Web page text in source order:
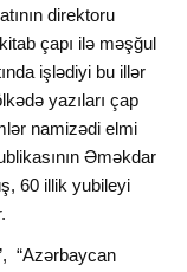
direktoru
çapı ilə məşğul
işlədiyi bu illər
yazıları çap
namizədi elmi
Əməkdar
60 illik yubileyi
“Azərbaycan